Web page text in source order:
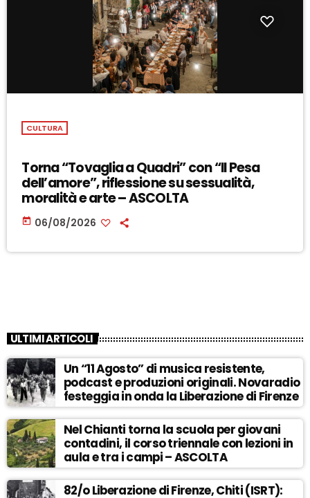
CULTURA
Torna “Tovaglia a Quadri” con “Il Pesa
dell’amore”, riflessione su sessualità,
moralità e arte – ASCOLTA
today 06/08/2026
ULTIMI ARTICOLI
Un “11 Agosto” di musica resistente,
podcast e produzioni originali. Novaradio
festeggia in onda la Liberazione di Firenze
Nel Chianti torna la scuola per giovani
contadini, il corso triennale con lezioni in
aula e tra i campi – ASCOLTA
82/o Liberazione di Firenze, Chiti (ISRT):